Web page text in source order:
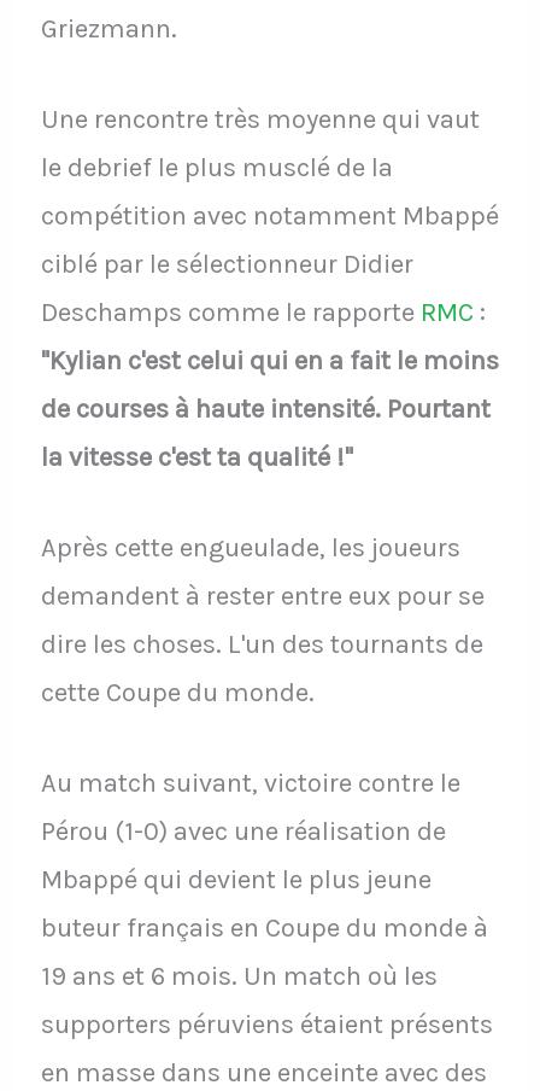
Griezmann.
Une rencontre très moyenne qui vaut
le debrief le plus musclé de la
compétition avec notamment Mbappé
ciblé par le sélectionneur Didier
Deschamps comme le rapporte RMC :
"Kylian c'est celui qui en a fait le moins
de courses à haute intensité. Pourtant
la vitesse c'est ta qualité !"
Après cette engueulade, les joueurs
demandent à rester entre eux pour se
dire les choses. L'un des tournants de
cette Coupe du monde.
Au match suivant, victoire contre le
Pérou (1-0) avec une réalisation de
Mbappé qui devient le plus jeune
buteur français en Coupe du monde à
19 ans et 6 mois. Un match où les
supporters péruviens étaient présents
en masse dans une enceinte avec des